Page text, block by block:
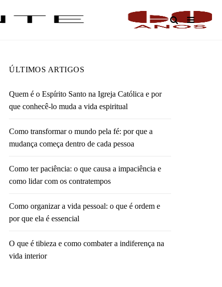
ÚLTIMOS ARTIGOS
Quem é o Espírito Santo na Igreja Católica e por
que conhecê-lo muda a vida espiritual
Como transformar o mundo pela fé: por que a
mudança começa dentro de cada pessoa
Como ter paciência: o que causa a impaciência e
como lidar com os contratempos
Como organizar a vida pessoal: o que é ordem e
por que ela é essencial
O que é tibieza e como combater a indiferença na
vida interior